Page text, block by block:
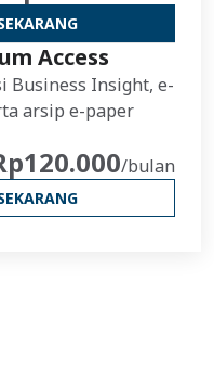
Access
Business Insight, e-
arsip e-paper
/bulan